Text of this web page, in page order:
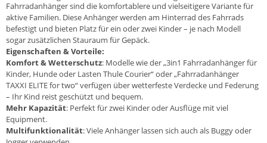
Fahrradanhänger sind die komfortablere und vielseitigere Variante für
aktive Familien. Diese Anhänger werden am Hinterrad des Fahrrads
befestigt und bieten Platz für ein oder zwei Kinder – je nach Modell
sogar zusätzlichen Stauraum für Gepäck.
Eigenschaften & Vorteile:
Komfort & Wetterschutz: Modelle wie der „3in1 Fahrradanhänger für
Kinder, Hunde oder Lasten Thule Courier“ oder „Fahrradanhänger
TAXXI ELITE for two“ verfügen über wetterfeste Verdecke und Federung
– Ihr Kind reist geschützt und bequem.
Mehr Kapazität: Perfekt für zwei Kinder oder Ausflüge mit viel
Equipment.
Multifunktionalität: Viele Anhänger lassen sich auch als Buggy oder